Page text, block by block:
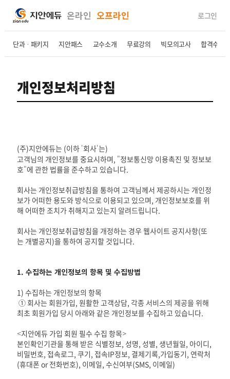
온라인 오프라인 로그인
단과ㆍ패키지 지안패스 교수소개 무료강의 빅모의고사 합격수기
개인정보처리방침
(주)지안에듀는 (이하 '회사'는)
고객님의 개인정보를 중요시하며, "정보통신망 이용촉진 및 정보보
호"에 관한 법률을 준수하고 있습니다.
회사는 개인정보취급방침을 통하여 고객님께서 제공하시는 개인정
보가 어떠한 용도와 방식으로 이용되고 있으며, 개인정보보호를 위
해 어떠한 조치가 취해지고 있는지 알려드립니다.
회사는 개인정보취급방침을 개정하는 경우 웹사이트 공지사항(또
는 개별공지)을 통하여 공지할 것입니다.
1. 수집하는 개인정보의 항목 및 수집방법
1) 수집하는 개인정보의 항목
① 회사는 회원가입, 원활한 고객상담, 각종 서비스의 제공을 위해
최초 회원가입 당시 아래와 같은 개인정보를 수집하고 있습니다.
<지안에듀 가입 회원 필수 수집 항목>
본인확인기관을 통해 받은 식별정보, 성명, 성별, 생년월일, 아이디,
비밀번호, 접속로그, 쿠기, 접속IP정보, 결제기록,가입동기, 연락처
(휴대폰 or 전화번호), 이메일, 수신여부(SMS, 이메일)